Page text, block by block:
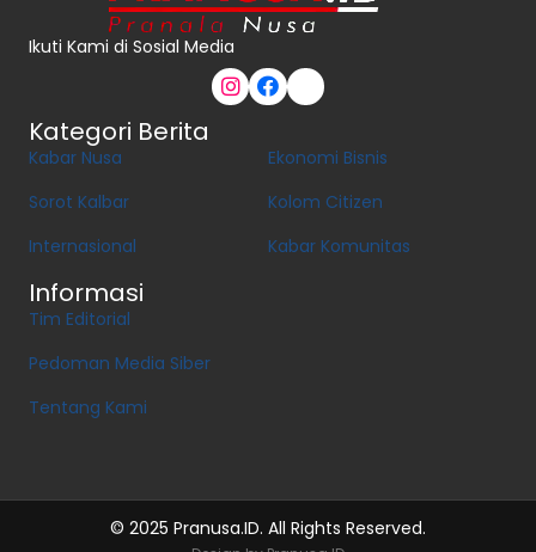
Ikuti Kami di Sosial Media
Kategori Berita
Kabar Nusa
Sorot Kalbar
Internasional
Ekonomi Bisnis
Kolom Citizen
Kabar Komunitas
Informasi
Tim Editorial
Pedoman Media Siber
Tentang Kami
© 2025 Pranusa.ID. All Rights Reserved.